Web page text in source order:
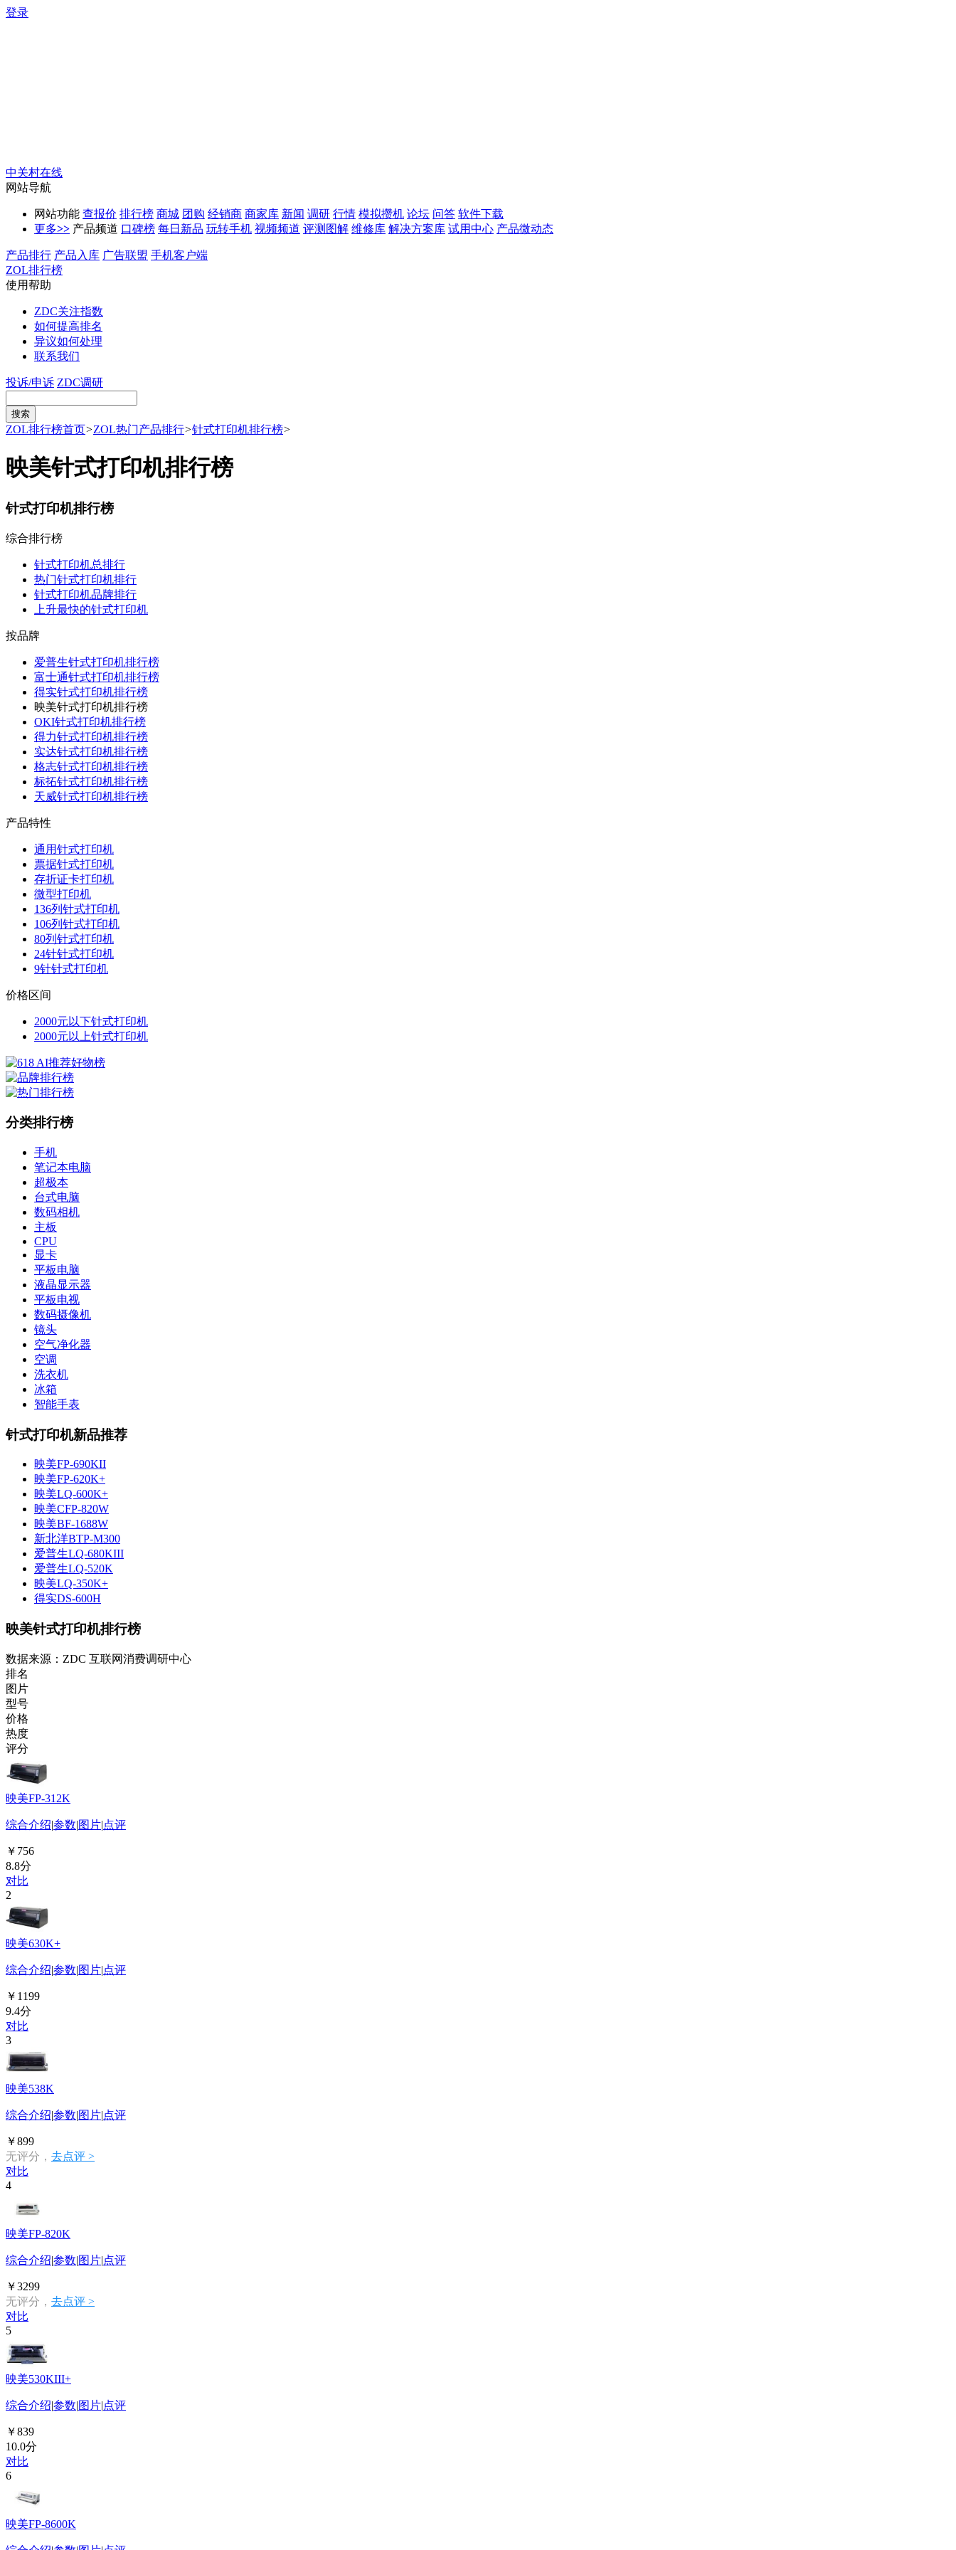
登录
中关村在线
网站导航
网站功能 查报价 排行榜 商城 团购 经销商 商家库 新闻 调研 行情 模拟攒机 论坛 问答 软件下载
更多>> 产品频道 口碑榜 每日新品 玩转手机 视频频道 评测图解 维修库 解决方案库 试用中心 产品微动态
产品排行 产品入库 广告联盟 手机客户端
ZOL排行榜
使用帮助
ZDC关注指数
如何提高排名
异议如何处理
联系我们
投诉/申诉 ZDC调研
ZOL排行榜首页>ZOL热门产品排行>针式打印机排行榜>
映美针式打印机排行榜
针式打印机排行榜
综合排行榜
针式打印机总排行
热门针式打印机排行
针式打印机品牌排行
上升最快的针式打印机
按品牌
爱普生针式打印机排行榜
富士通针式打印机排行榜
得实针式打印机排行榜
映美针式打印机排行榜
OKI针式打印机排行榜
得力针式打印机排行榜
实达针式打印机排行榜
格志针式打印机排行榜
标拓针式打印机排行榜
天威针式打印机排行榜
产品特性
通用针式打印机
票据针式打印机
存折证卡打印机
微型打印机
136列针式打印机
106列针式打印机
80列针式打印机
24针针式打印机
9针针式打印机
价格区间
2000元以下针式打印机
2000元以上针式打印机
分类排行榜
手机
笔记本电脑
超极本
台式电脑
数码相机
主板
CPU
显卡
平板电脑
液晶显示器
平板电视
数码摄像机
镜头
空气净化器
空调
洗衣机
冰箱
智能手表
针式打印机新品推荐
映美FP-690KII
映美FP-620K+
映美LQ-600K+
映美CFP-820W
映美BF-1688W
新北洋BTP-M300
爱普生LQ-680KIII
爱普生LQ-520K
映美LQ-350K+
得实DS-600H
映美针式打印机排行榜
数据来源：ZDC 互联网消费调研中心
排名
图片
型号
价格
热度
评分
映美FP-312K
综合介绍|参数|图片|点评
￥756
8.8分
对比
2
映美630K+
综合介绍|参数|图片|点评
￥1199
9.4分
对比
3
映美538K
综合介绍|参数|图片|点评
￥899
无评分， 去点评 >
对比
4
映美FP-820K
综合介绍|参数|图片|点评
￥3299
无评分， 去点评 >
对比
5
映美530KIII+
综合介绍|参数|图片|点评
￥839
10.0分
对比
6
映美FP-8600K